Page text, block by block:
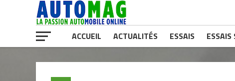
ACCUEIL ACTUALITÉS ESSAIS